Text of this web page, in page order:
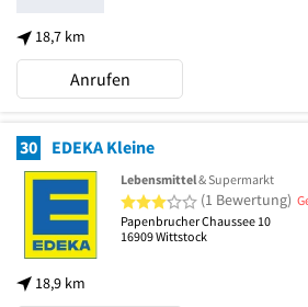
18,7 km
Anrufen
30 EDEKA Kleine
18,9 km
Lebensmittel& Supermarkt
3 von 5 Sternen
(1 Bewertung)
Papenbrucher Chaussee 10
16909Wittstock